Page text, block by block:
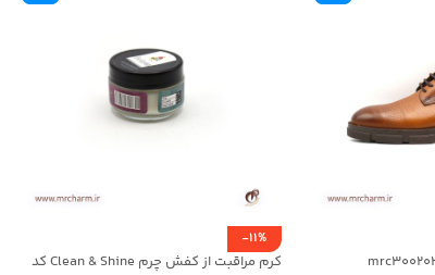
-11%
کرم مراقبت از کفش چرم Clean & Shine کد